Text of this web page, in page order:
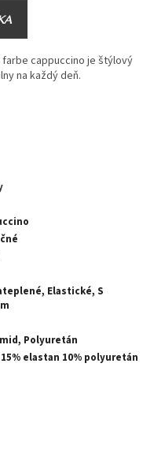
cappuccino je štýlový
na každý deň.
Elastické, S
Polyuretán
elastan 10% polyuretán